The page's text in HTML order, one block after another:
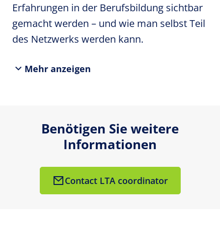
Erfahrungen in der Berufsbildung sichtbar
gemacht werden – und wie man selbst Teil
des Netzwerks werden kann.
Mehr anzeigen
Benötigen Sie weitere
Informationen
Contact LTA coordinator